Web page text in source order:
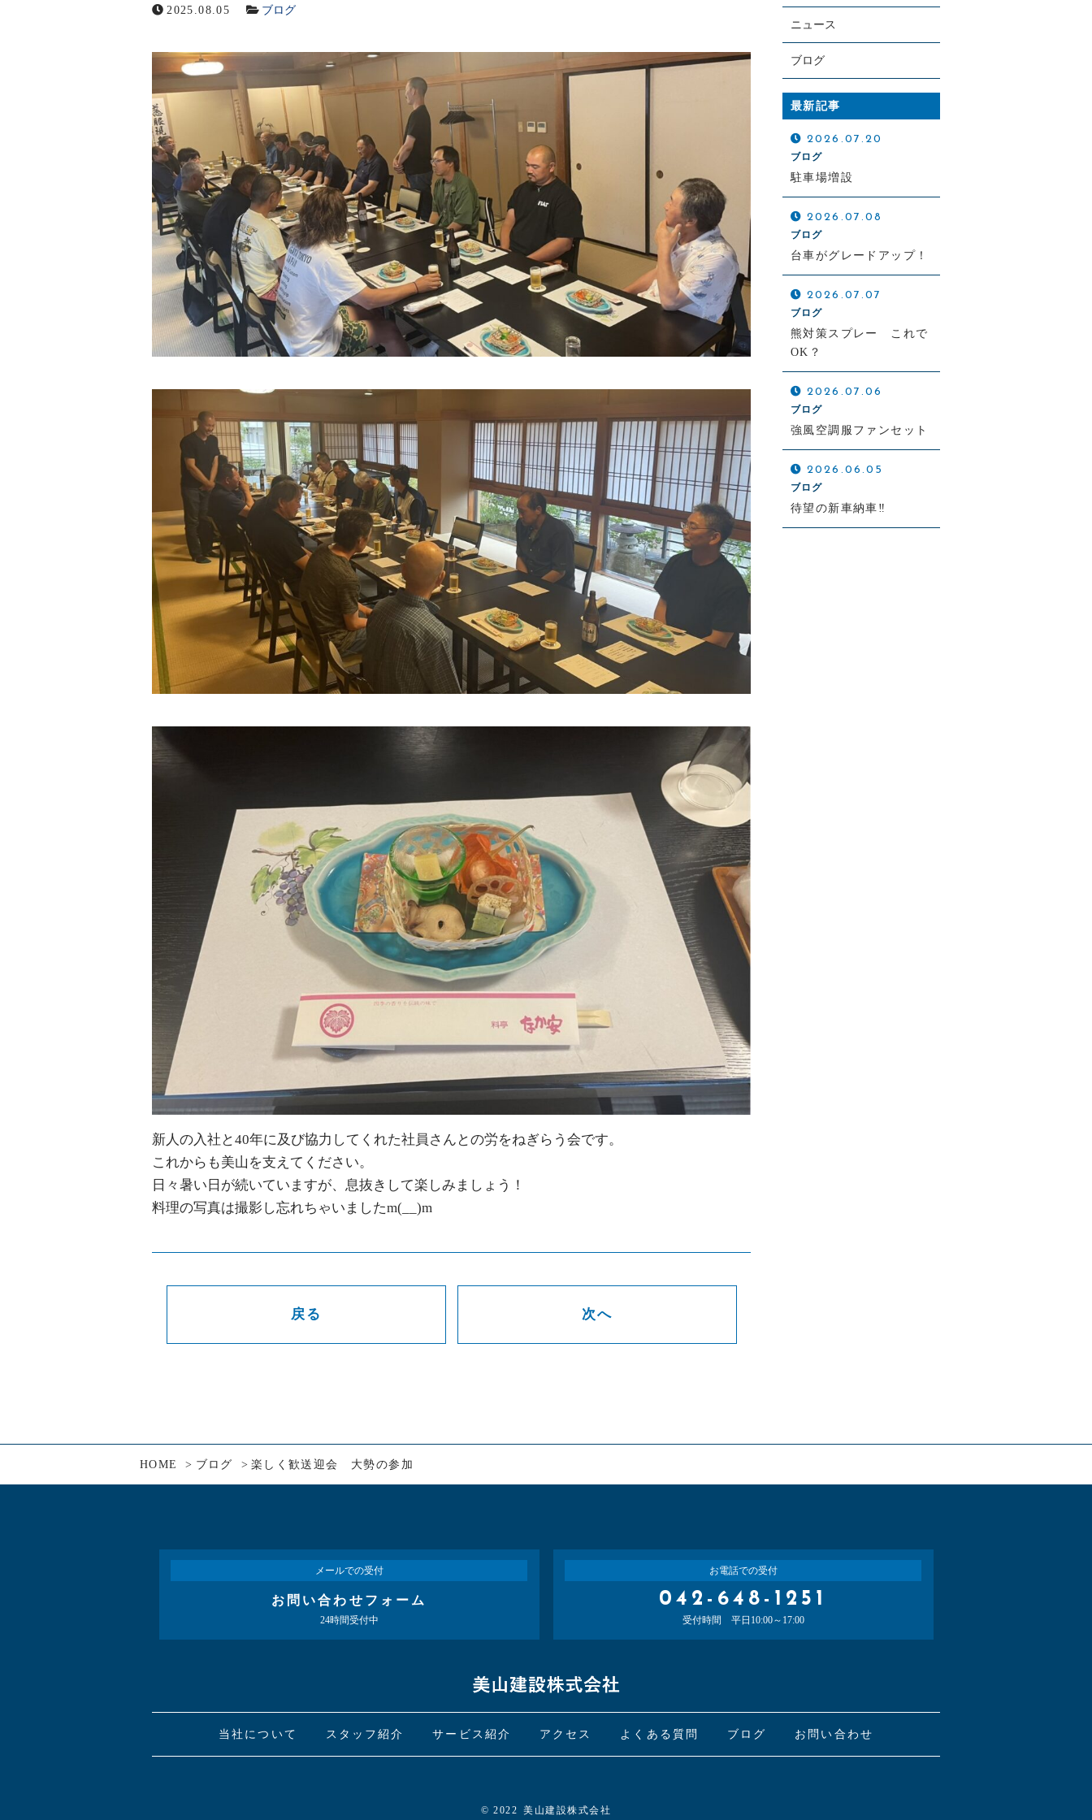
変わらない日常を支えます
メールでの受付
お問い合わせフォーム
24時間受付中
お電話での受付
042-648-1251
受付時間 平日10:00～17:00
2025.08.05 ブログ
新人の入社と40年に及び協力してくれた社員さんとの労をねぎらう会です。
これからも美山を支えてください。
日々暑い日が続いていますが、息抜きして楽しみましょう！
料理の写真は撮影し忘れちゃいましたm(__)m
戻る 次へ
ニュース
ブログ
最新記事
2026.07.20
ブログ
駐車場増設
2026.07.08
ブログ
台車がグレードアップ！
2026.07.07
ブログ
熊対策スプレー これで
OK？
2026.07.06
ブログ
強風空調服ファンセット
2026.06.05
ブログ
待望の新車納車‼
HOME ブログ 楽しく歓送迎会 大勢の参加
メールでの受付
お問い合わせフォーム
24時間受付中
お電話での受付
042-648-1251
受付時間 平日10:00～17:00
当社について スタッフ紹介 サービス紹介 アクセス よくある質問 ブログ お問い合わせ
© 2022 美山建設株式会社